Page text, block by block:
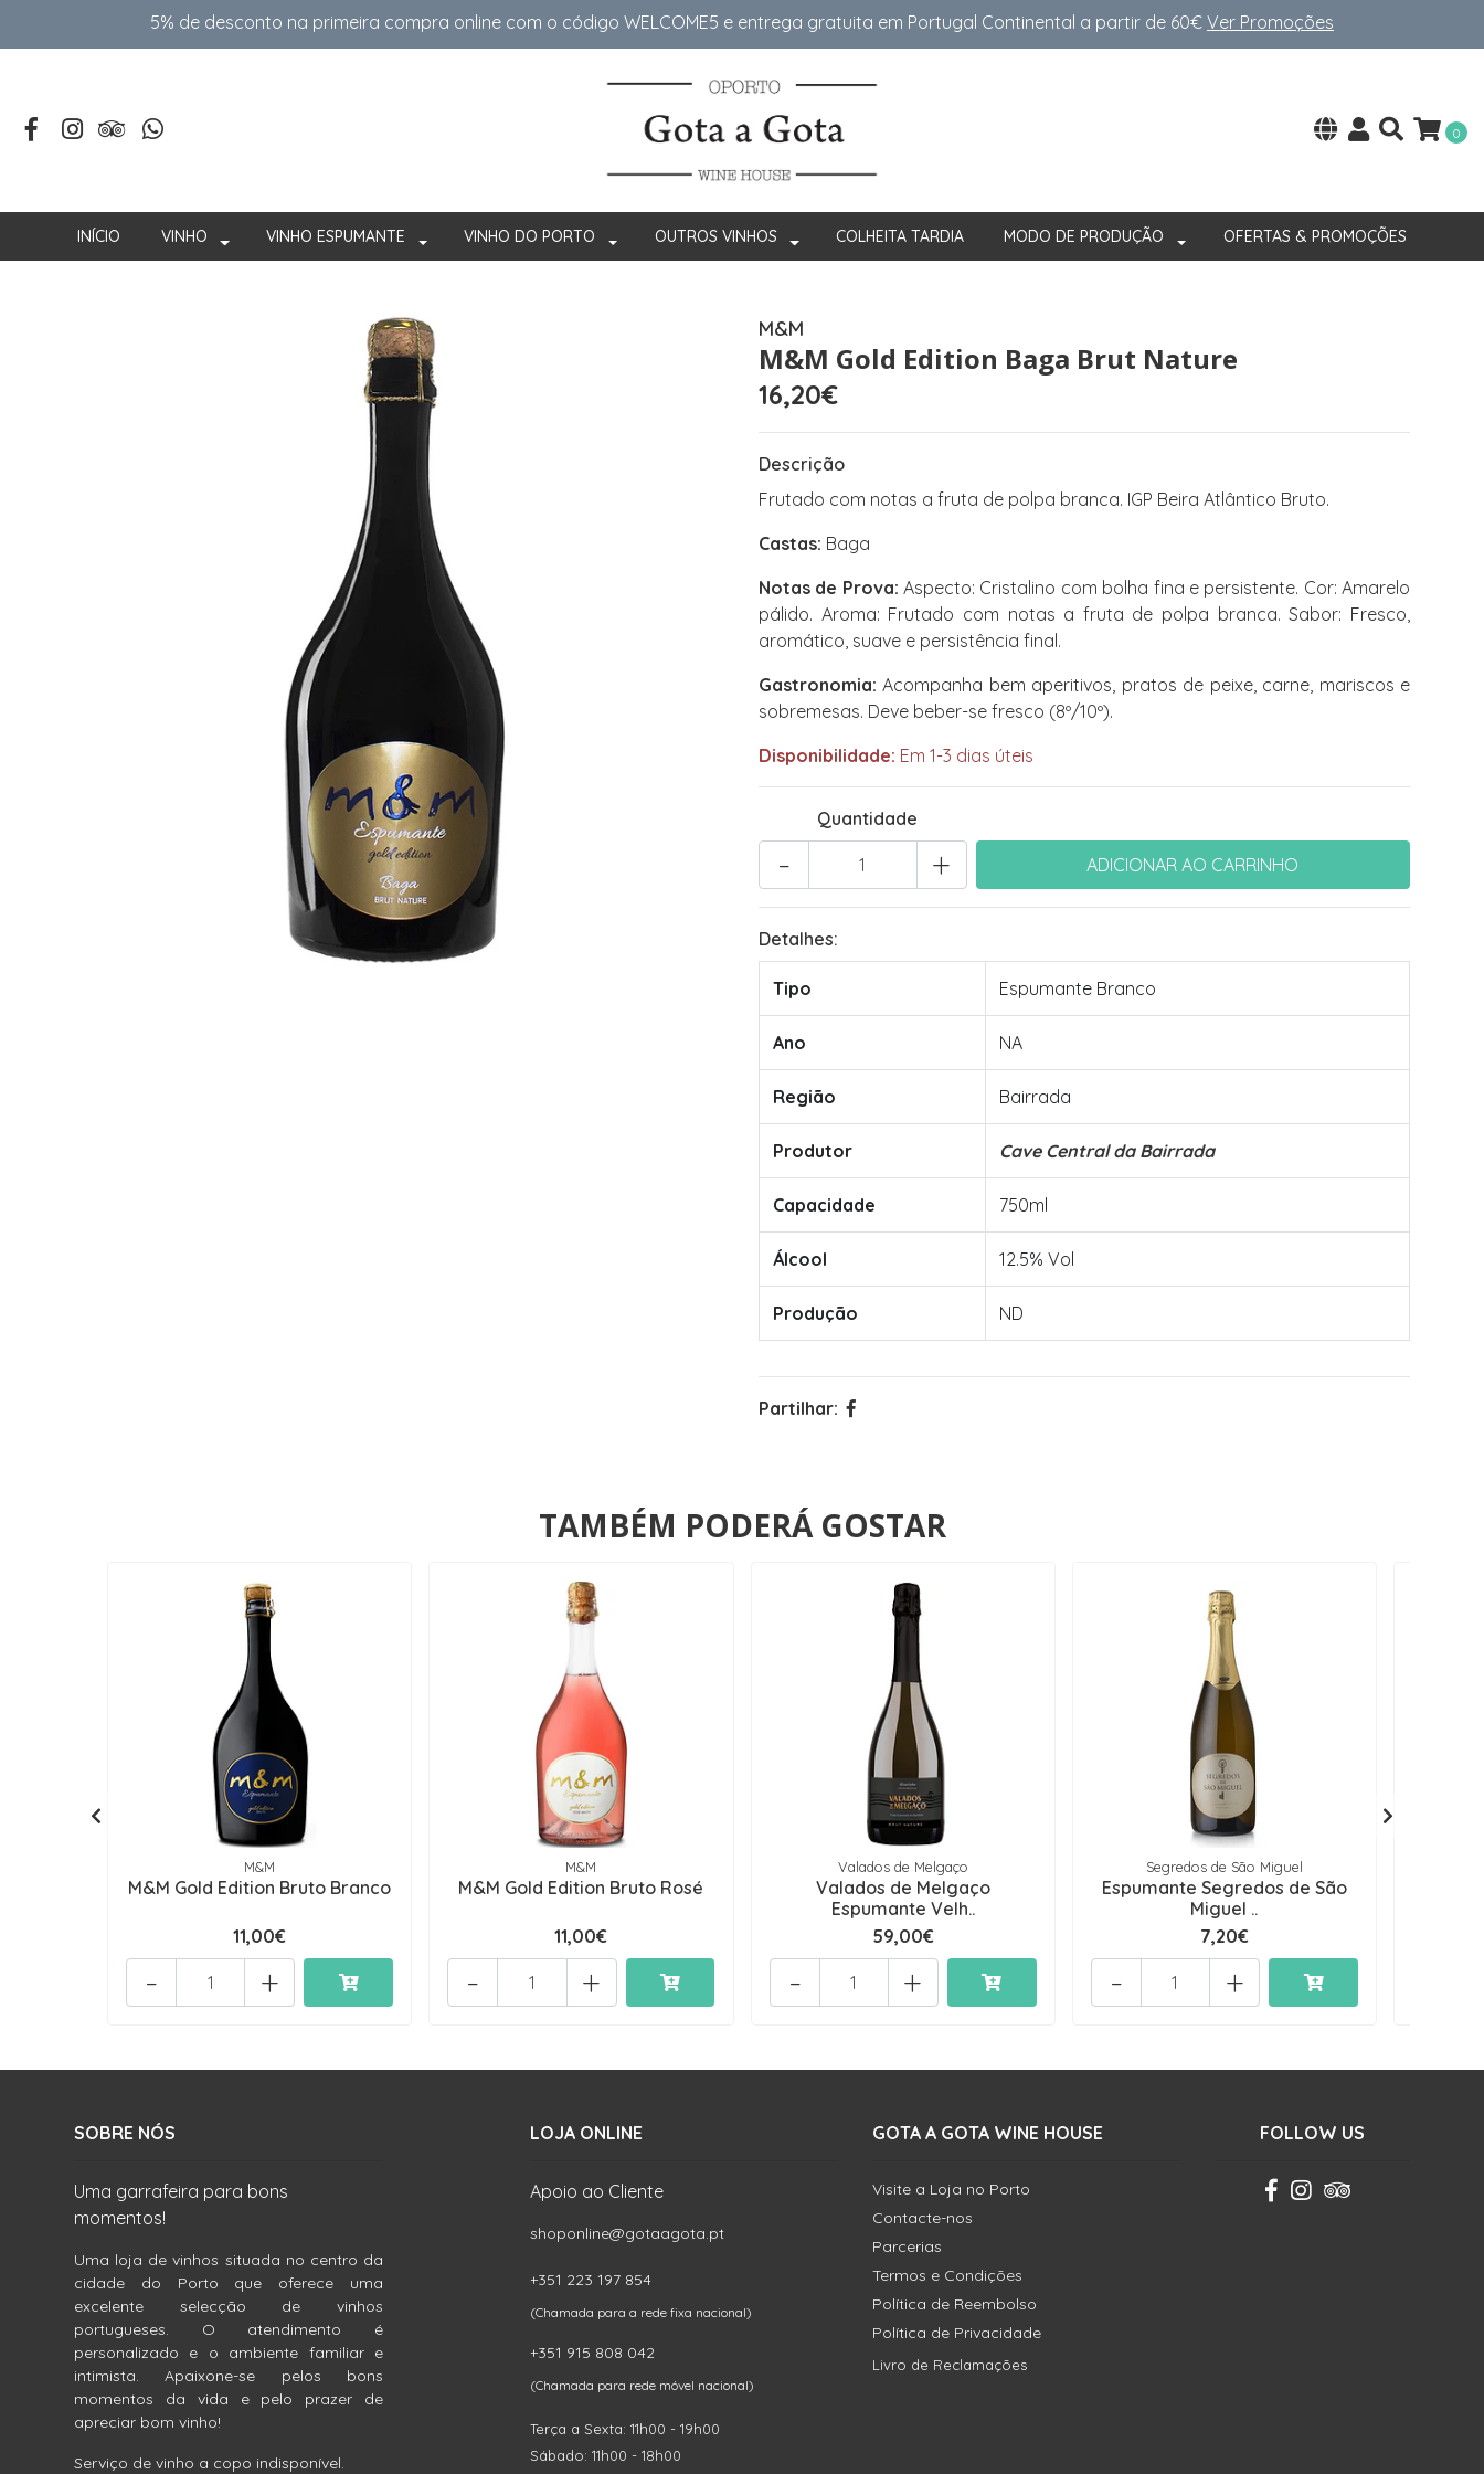
5% de desconto na primeira compra online com o código WELCOME5 e entrega gratuita em Portugal Continental a partir de 60€ Ver Promoções
0
INÍCIO VINHO VINHO ESPUMANTE VINHO DO PORTO OUTROS VINHOS COLHEITA TARDIA MODO DE PRODUÇÃO OFERTAS & PROMOÇÕES
M&M
M&M Gold Edition Baga Brut Nature
16,20€
Descrição
Frutado com notas a fruta de polpa branca. IGP Beira Atlântico Bruto.
Castas: Baga
Notas de Prova: Aspecto: Cristalino com bolha fina e persistente. Cor: Amarelo
pálido. Aroma: Frutado com notas a fruta de polpa branca. Sabor: Fresco,
aromático, suave e persistência final.
Gastronomia: Acompanha bem aperitivos, pratos de peixe, carne, mariscos e
sobremesas. Deve beber-se fresco (8º/10º).
Disponibilidade: Em 1-3 dias úteis
Quantidade
+
-
Detalhes:
Tipo Espumante Branco
Ano NA
Região Bairrada
Produtor Cave Central da Bairrada
Capacidade 750ml
Álcool 12.5% Vol
Produção ND
Partilhar:
TAMBÉM PODERÁ GOSTAR
M&M
M&M Gold Edition Bruto Branco
11,00€
+
-
M&M
M&M Gold Edition Bruto Rosé
11,00€
+
-
Valados de Melgaço
Valados de Melgaço
Espumante Velh..
59,00€
+
-
Segredos de São Miguel
Espumante Segredos de São
Miguel ..
7,20€
+
-
SOBRE NÓS
Uma garrafeira para bons
momentos!
Uma loja de vinhos situada no centro da
cidade do Porto que oferece uma
excelente selecção de vinhos
portugueses. O atendimento é
personalizado e o ambiente familiar e
intimista. Apaixone-se pelos bons
momentos da vida e pelo prazer de
apreciar bom vinho!
Serviço de vinho a copo indisponível.
LOJA ONLINE
Apoio ao Cliente
shoponline@gotaagota.pt
+351 223 197 854
(Chamada para a rede fixa nacional)
+351 915 808 042
(Chamada para rede móvel nacional)
Terça a Sexta: 11h00 - 19h00
Sábado: 11h00 - 18h00
GOTA A GOTA WINE HOUSE
Visite a Loja no Porto
Contacte-nos
Parcerias
Termos e Condições
Política de Reembolso
Política de Privacidade
Livro de Reclamações
FOLLOW US